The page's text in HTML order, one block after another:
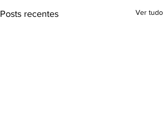
Posts recentes Ver tudo